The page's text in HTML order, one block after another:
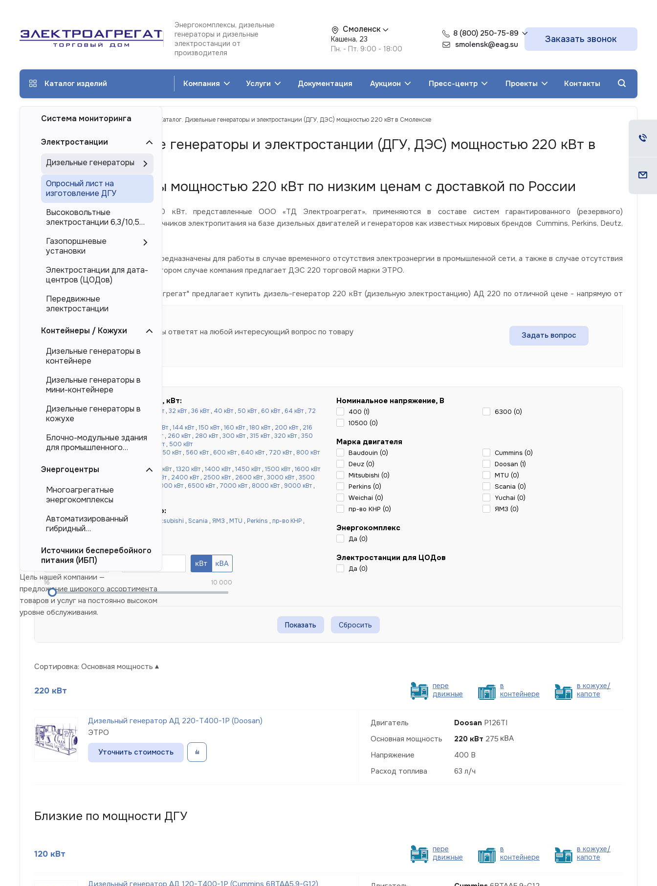
Энергокомплексы, дизельные
генераторы и дизельные
электростанции от
производителя
Смоленск
Кашена, 23
Пн. - Пт. 9:00 - 18:00
8 (800) 250-75-89
smolensk@eag.su
Заказать звонок
Каталог изделий Компания Услуги Документация Аукцион Пресс-центр Проекты Контакты
ТД Электроагрегат Каталог изделий Каталог. Дизельные генераторы и электростанции (ДГУ, ДЭС) мощностью 220 кВт в Смоленске
Каталог. Дизельные генераторы и электростанции (ДГУ, ДЭС) мощностью 220 кВт в
Смоленске
Дизель-генераторы мощностью 220 кВт по низким ценам с доставкой по России
Дизельные электростанции 220 кВт, представленные ООО «ТД Электроагрегат», применяются в составе систем гарантированного (резервного)
электроснабжения в качестве источников электропитания на базе дизельных двигателей и генераторов как известных мировых брендов Cummins, Perkins, Deutz,
Представленные в каталоге ДЭС предназначены для работы в случае временного отсутствия электроэнергии в промышленной сети, а также в случае отсутствия
магистральных электросетей. Во втором случае компания предлагает ДЭС 220 торговой марки ЭТРО.
Компания "Торговый Дом Электроагрегат" предлагает купить дизель-генератор 220 кВт (дизельную электростанцию) АД 220 по отличной цене - напрямую от
производителя.
Наши специалисты ответят на любой интересующий вопрос по товару Задать вопрос
Быстрый подбор по мощности, кВт:
до 100 кВт:16 кВт,20 кВт,24 кВт 30 кВт , 32 кВт , 36 кВт , 40 кВт , 50 кВт , 60 кВт , 64 кВт , 72
кВт,80 кВт
130 кВт , 144 кВт , 150 кВт , 160 кВт , 180 кВт , 200 кВт , 216
кВт,220 кВт,240 кВт,250 кВт,256 кВт , 260 кВт , 280 кВт , 300 кВт , 315 кВт , 320 кВт , 350
кВт,360 кВт,400 кВт,450 кВт 480 кВт , 500 кВт
от 520 до 1000 кВт: 520 кВт, 550 кВт , 560 кВт , 600 кВт , 640 кВт , 720 кВт , 800 кВт
более 1000 кВт:1100 кВт 1200 кВт , 1320 кВт , 1400 кВт , 1450 кВт , 1500 кВт , 1600 кВт
2200 кВт , 2400 кВт , 2500 кВт , 2600 кВт , 3000 кВт , 3500
кВт
6000 кВт , 6500 кВт , 7000 кВт , 8000 кВт , 9000 кВт ,
10000 кВт
Быстрый подбор по двигателю:
Doosan,Cummins,Baudouin Mitsubishi , Scania , ЯМЗ , MTU , Perkins , пр-во КНР ,
Yuchai,Weichai
Номинальная мощность, кВт
16 10 000
Номинальное напряжение, В
400 (1) 6300 (0)
10500 (0)
Марка двигателя
Baudouin (0) Cummins (0)
Deuz (0) Doosan (1)
Mitsubishi (0) MTU (0)
Perkins (0) Scania (0)
Weichai (0) Yuchai (0)
пр-во КНР (0) ЯМЗ (0)
Энергокомплекс
Да (0)
Электростанции для ЦОДов
Да (0)
Сбросить
Сортировка: Основная мощность
220 кВт
пере
движные
в
контейнере
в кожухе/
капоте
Дизельный генератор АД 220-Т400-1Р (Doosan)
ЭТРО
Уточнить стоимость
Двигатель Doosan P126TI
Основная мощность
220 кВт 275
Напряжение
400 В
Расход топлива
63 л/ч
Близкие по мощности ДГУ
120 кВт
пере
движные
в
контейнере
в кожухе/
капоте
Дизельный генератор АД 120-Т400-1Р (Cummins 6BTAA5.9-G12)
Система мониторинга
Электростанции
Дизельные генераторы
Опросный лист на
изготовление ДГУ
Высоковольтные
электростанции 6,3/10,5
Газопоршневые
установки
Электростанции для дата-
центров (ЦОДов)
Передвижные
электростанции
Контейнеры / Кожухи
Дизельные генераторы в
контейнере
Дизельные генераторы в
мини-контейнере
Дизельные генераторы в
кожухе
Блочно-модульные здания
для промышленного
оборудования (БМЗ)
Энергоцентры
Многоагрегатные
энергокомплексы
Автоматизированный
гибридный
Источники бесперебойного
питания (ИБП)
Цель нашей компании —
предложение широкого ассортимента
товаров и услуг на постоянно высоком
уровне обслуживания.